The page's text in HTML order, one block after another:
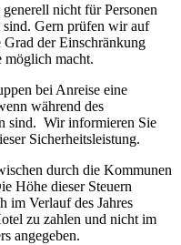
nicht für Personen
Gern prüfen wir auf
der Einschränkung
möglich macht.
bei Anreise eine
während des
sind. Wir informieren Sie
Sicherheitsleistung.
durch die Kommunen
Höhe dieser Steuern
im Verlauf des Jahres
zu zahlen und nicht im
angegeben.